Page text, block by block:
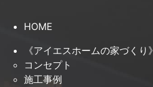
HOME
《アイエスホームの家づくり》
コンセプト
施工事例